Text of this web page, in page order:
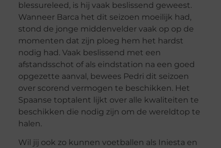
blessureleed, is hij vaak beslissend geweest.
Wanneer Barca het dit seizoen moeilijk had,
stond de jonge middenvelder vaak op op de
momenten dat zijn ploeg hem het hardst
nodig had. Vaak beslissend met een
afstandsschot of als eindstation na een goed
opgezette aanval, bewees Pedri dit seizoen
over scorend vermogen te beschikken. Het
Spaanse toptalent lijkt over alle kwaliteiten te
beschikken die nodig zijn om de wereldtop te
halen.
Wil jij ook zo kunnen voetballen als Iniesta en